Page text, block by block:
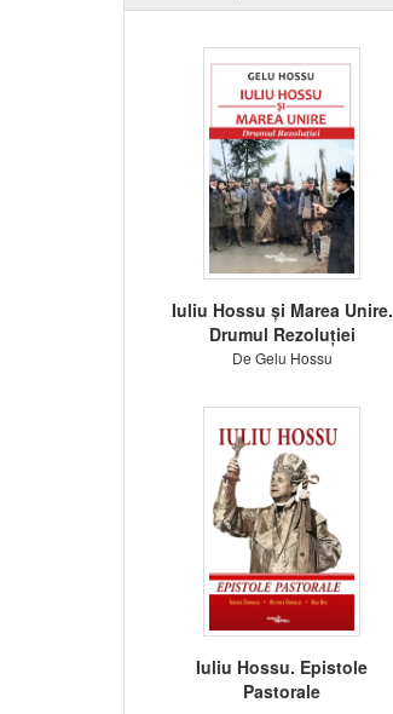
Iuliu Hossu și Marea Unire.
Drumul Rezoluției
De Gelu Hossu
Iuliu Hossu. Epistole
Pastorale